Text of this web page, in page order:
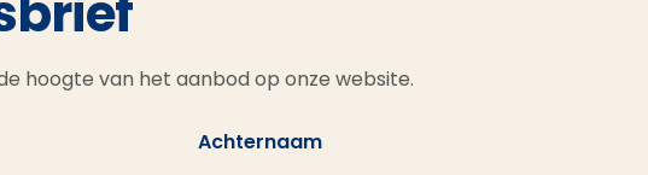
hoogte van het aanbod op onze website.
Achternaam